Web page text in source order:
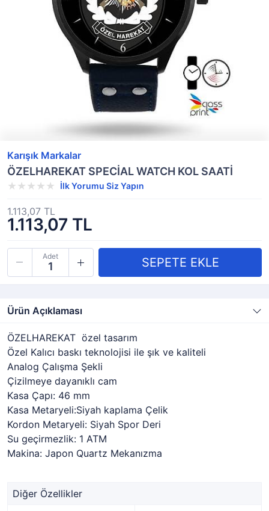
Karışık Markalar
ÖZELHAREKAT SPECİAL WATCH KOL SAATİ
İlk Yorumu Siz Yapın
1.113,07 TL
1.113,07 TL
Adet
Ürün Açıklaması
ÖZELHAREKAT özel tasarım
Özel Kalıcı baskı teknolojisi ile şık ve kaliteli
Analog Çalışma Şekli
Çizilmeye dayanıklı cam
Kasa Çapı: 46 mm
Kasa Metaryeli:Siyah kaplama Çelik
Kordon Metaryeli: Siyah Spor Deri
Su geçirmezlik: 1 ATM
Makina: Japon Quartz Mekanızma
Diğer Özellikler